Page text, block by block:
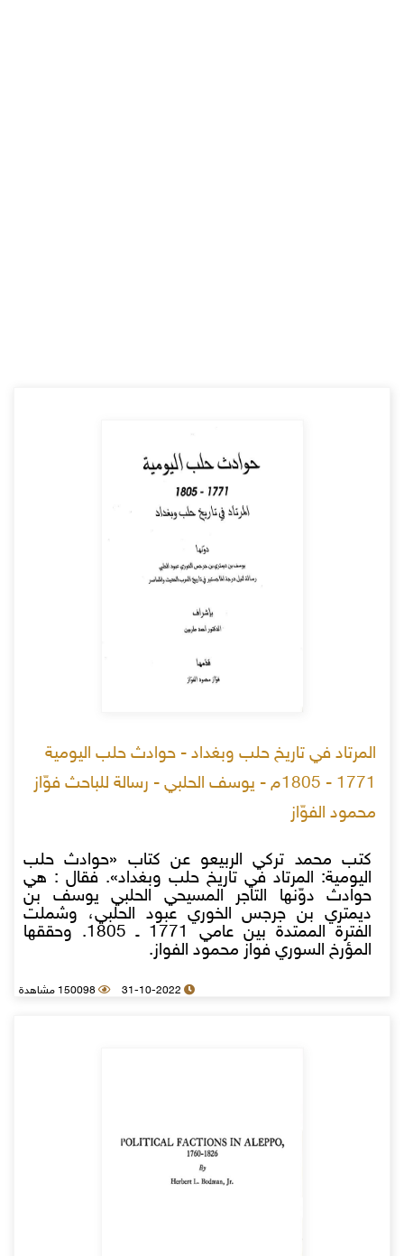
المرتاد في تاريخ حلب وبغداد - حوادث حلب اليومية
1771 - 1805م - يوسف الحلبي - رسالة للباحث فوّاز
محمود الفوّاز
كتب محمد تركي الربيعو عن كتاب «حوادث حلب
اليومية: المرتاد في تاريخ حلب وبغداد». فقال : هي
حوادث دوّنها التاجر المسيحي الحلبي يوسف بن
ديمتري بن جرجس الخوري عبود الحلبي، وشملت
الفترة الممتدة بين عامي 1771 ـ 1805. وحققها
المؤرخ السوري فواز محمود الفواز.
31-10-2022 150098 مشاهدة